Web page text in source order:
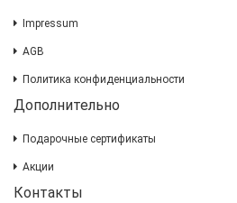
Impressum
AGB
Политика конфиденциальности
Дополнительно
Подарочные сертификаты
Акции
Контакты